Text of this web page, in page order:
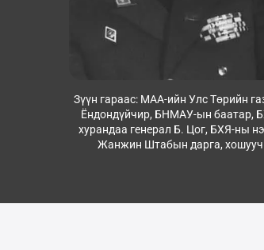
Зүүн гараас: МАА-ийн Улс Төрийн
Ёндондүйчир, БНМАУ-ын баатар,
хурандаа генерал Б. Цог, БХЯ-ны
Жанжин Штабын дарга,